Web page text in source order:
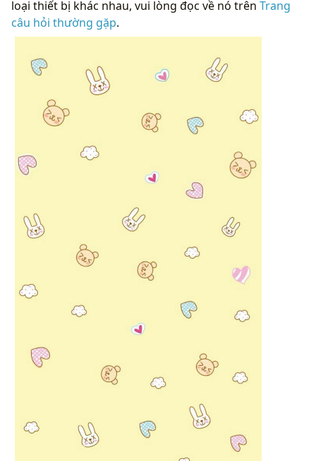
loại thiết bị khác nhau, vui lòng đọc về nó trên Trang
câu hỏi thường gặp.